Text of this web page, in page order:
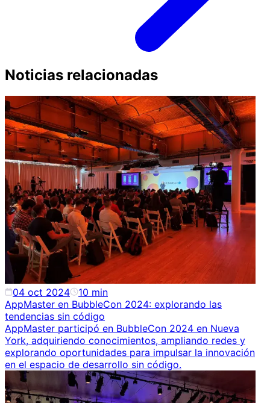
Noticias relacionadas
04 oct 2024 10 min
AppMaster en BubbleCon 2024: explorando las
tendencias sin código
AppMaster participó en BubbleCon 2024 en Nueva
York, adquiriendo conocimientos, ampliando redes y
explorando oportunidades para impulsar la innovación
en el espacio de desarrollo sin código.